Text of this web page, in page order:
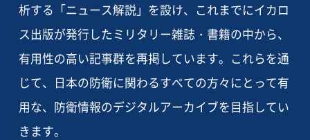
析する「ニュース解説」を設け、これまでにイカロ
ス出版が発行したミリタリー雑誌・書籍の中から、
有用性の高い記事群を再掲しています。これらを通
じて、日本の防衛に関わるすべての方々にとって有
用な、防衛情報のデジタルアーカイブを目指してい
きます。